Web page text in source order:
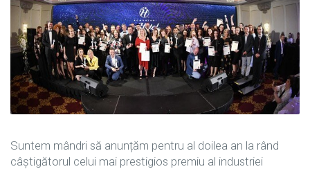
Suntem mândri să anunțăm pentru al doilea an la rând
câștigătorul celui mai prestigios premiu al industriei